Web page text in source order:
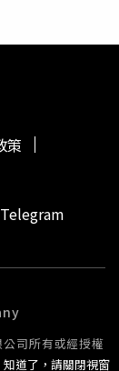
知道了，請關閉視窗
策
Telegram
司所有或經授權
或公開傳輸。